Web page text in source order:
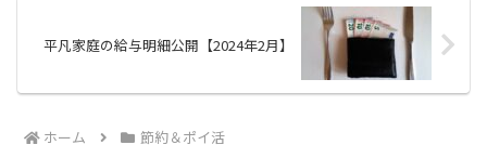
平凡家庭の給与明細公開【2024年2月】
ホーム 節約＆ポイ活